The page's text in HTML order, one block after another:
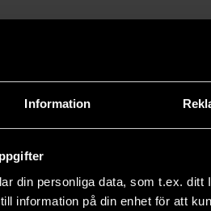
Information
din personliga data, som t.ex.
information på din enhet för att